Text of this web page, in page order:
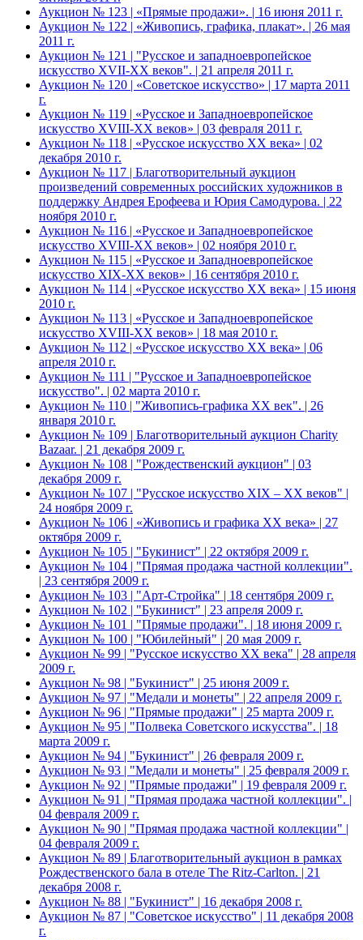
Аукцион № 123 | «Прямые продажи». | 16 июня 2011 г.
Аукцион № 122 | «Живопись, графика, плакат». | 26 мая
2011 г.
Аукцион № 121 | "Русское и западноевропейское
искусство XVII-XX веков". | 21 апреля 2011 г.
Аукцион № 120 | «Советское искусство» | 17 марта 2011
г.
Аукцион № 119 | «Русское и Западноевропейское
искусство XVIII-ХХ веков» | 03 февраля 2011 г.
Аукцион № 118 | «Русское искусство ХХ века» | 02
декабря 2010 г.
Аукцион № 117 | Благотворительный аукцион
произведений современных российских художников в
поддержку Андрея Ерофеева и Юрия Самодурова. | 22
ноября 2010 г.
Аукцион № 116 | «Русское и Западноевропейское
искусство XVIII-ХХ веков» | 02 ноября 2010 г.
Аукцион № 115 | «Русское и Западноевропейское
искусство XIX-ХХ веков» | 16 сентября 2010 г.
Аукцион № 114 | «Русское искусство ХХ века» | 15 июня
2010 г.
Аукцион № 113 | «Русское и Западноевропейское
искусство XVIII-ХХ веков» | 18 мая 2010 г.
Аукцион № 112 | «Русское искусство ХХ века» | 06
апреля 2010 г.
Аукцион № 111 | "Русское и Западноевропейское
искусство". | 02 марта 2010 г.
Аукцион № 110 | "Живопись-графика ХХ век". | 26
января 2010 г.
Аукцион № 109 | Благотворительный аукцион Charity
Bazaar. | 21 декабря 2009 г.
Аукцион № 108 | "Рождественский аукцион" | 03
декабря 2009 г.
Аукцион № 107 | "Русское искусство XIX – ХХ веков" |
24 ноября 2009 г.
Аукцион № 106 | «Живопись и графика ХХ века» | 27
октября 2009 г.
Аукцион № 105 | "Букинист" | 22 октября 2009 г.
Аукцион № 104 | "Прямая продажа частной коллекции".
| 23 сентября 2009 г.
Аукцион № 103 | "Арт-Стройка" | 18 сентября 2009 г.
Аукцион № 102 | "Букинист" | 23 апреля 2009 г.
Аукцион № 101 | "Прямые продажи". | 18 июня 2009 г.
Аукцион № 100 | "Юбилейный" | 20 мая 2009 г.
Аукцион № 99 | "Русское искусство XX века" | 28 апреля
2009 г.
Аукцион № 98 | "Букинист" | 25 июня 2009 г.
Аукцион № 97 | "Медали и монеты" | 22 апреля 2009 г.
Аукцион № 96 | "Прямые продажи" | 25 марта 2009 г.
Аукцион № 95 | "Полвека Советского искусства". | 18
марта 2009 г.
Аукцион № 94 | "Букинист" | 26 февраля 2009 г.
Аукцион № 93 | "Медали и монеты" | 25 февраля 2009 г.
Аукцион № 92 | "Прямые продажи" | 19 февраля 2009 г.
Аукцион № 91 | "Прямая продажа частной коллекции". |
04 февраля 2009 г.
Аукцион № 90 | "Прямая продажа частной коллекции" |
04 февраля 2009 г.
Аукцион № 89 | Благотворительный аукцион в рамках
Рождественского бала в отеле The Ritz-Carlton. | 21
декабря 2008 г.
Аукцион № 88 | "Букинист" | 16 декабря 2008 г.
Аукцион № 87 | "Советское искусство" | 11 декабря 2008
г.